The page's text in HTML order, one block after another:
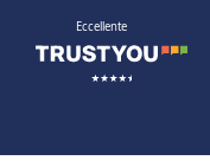
TrustYou